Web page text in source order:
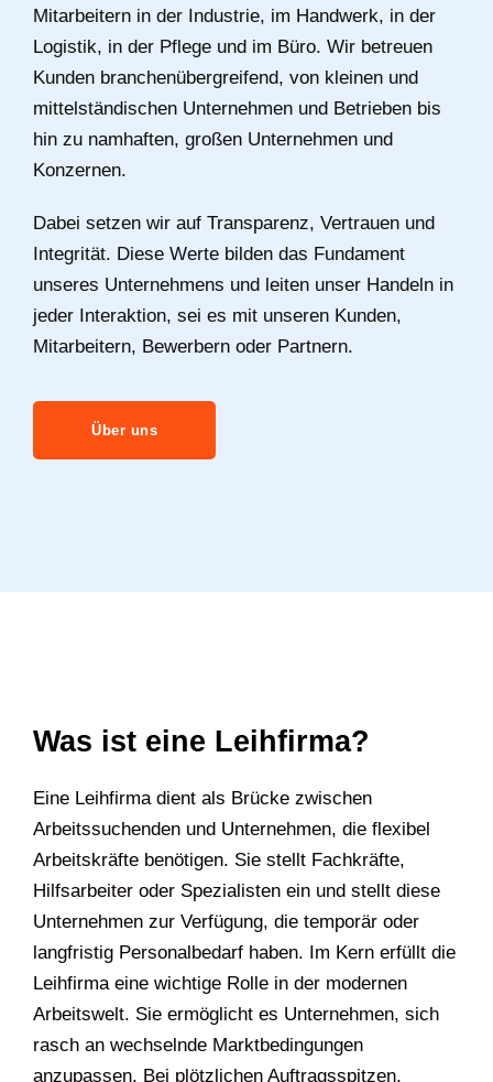
Mitarbeitern in der Industrie, im Handwerk, in der
Logistik, in der Pflege und im Büro. Wir betreuen
Kunden branchenübergreifend, von kleinen und
mittelständischen Unternehmen und Betrieben bis
hin zu namhaften, großen Unternehmen und
Konzernen.
Dabei setzen wir auf Transparenz, Vertrauen und
Integrität. Diese Werte bilden das Fundament
unseres Unternehmens und leiten unser Handeln in
jeder Interaktion, sei es mit unseren Kunden,
Mitarbeitern, Bewerbern oder Partnern.
Über uns
Was ist eine Leihfirma?
Eine Leihfirma dient als Brücke zwischen
Arbeitssuchenden und Unternehmen, die flexibel
Arbeitskräfte benötigen. Sie stellt Fachkräfte,
Hilfsarbeiter oder Spezialisten ein und stellt diese
Unternehmen zur Verfügung, die temporär oder
langfristig Personalbedarf haben. Im Kern erfüllt die
Leihfirma eine wichtige Rolle in der modernen
Arbeitswelt. Sie ermöglicht es Unternehmen, sich
rasch an wechselnde Marktbedingungen
anzupassen. Bei plötzlichen Auftragsspitzen,